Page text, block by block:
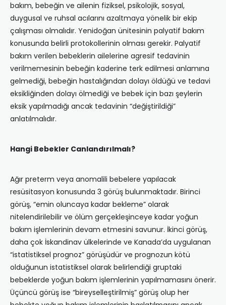
bakım, bebeğin ve ailenin fiziksel, psikolojik, sosyal,
duygusal ve ruhsal acılarını azaltmaya yönelik bir ekip
çalışması olmalıdır. Yenidoğan ünitesinin palyatif bakım
konusunda belirli protokollerinin olması gerekir. Palyatif
bakım verilen bebeklerin ailelerine agresif tedavinin
verilmemesinin bebeğin kaderine terk edilmesi anlamına
gelmediği, bebeğin hastalığından dolayı öldüğü ve tedavi
eksikliğinden dolayı ölmediği ve bebek için bazı şeylerin
eksik yapılmadığı ancak tedavinin “değiştirildiği”
anlatılmalıdır.
Hangi Bebekler Canlandırılmalı?
Ağır preterm veya anomalili bebelere yapılacak
resüsitasyon konusunda 3 görüş bulunmaktadır. Birinci
görüş, “emin oluncaya kadar bekleme” olarak
nitelendirilebilir ve ölüm gerçekleşinceye kadar yoğun
bakım işlemlerinin devam etmesini savunur. İkinci görüş,
daha çok İskandinav ülkelerinde ve Kanada’da uygulanan
“istatistiksel prognoz” görüşüdür ve prognozun kötü
olduğunun istatistiksel olarak belirlendiği gruptaki
bebeklerde yoğun bakım işlemlerinin yapılmamasını önerir.
Üçüncü görüş ise “bireyselleştirilmiş” görüş olup her